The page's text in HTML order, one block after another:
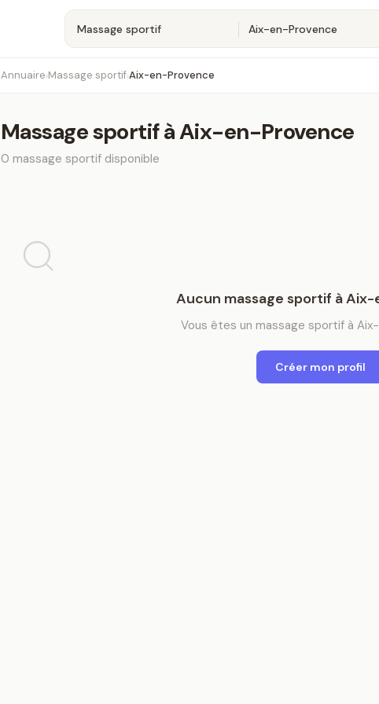
Annuaire›Massage sportif›Aix-en-Provence
Massage sportifàAix-en-Provence
0 massage sportif disponible
Aucun massage sportif àAix-
Vous êtes un massage sportifà
Créer mon profil